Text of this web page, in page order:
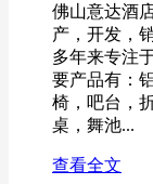
佛山意达酒
产，开发，
多年来专注
要产品有：
椅，吧台，
桌，舞池...
查看全文